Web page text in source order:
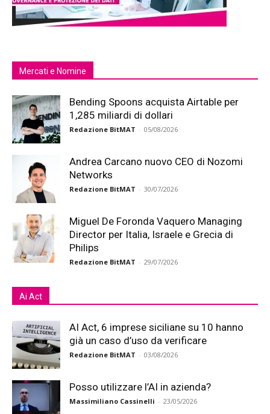
Mercati e Nomine
Bending Spoons acquista Airtable per
1,285 miliardi di dollari
Redazione BitMAT - 05/08/2026
Andrea Carcano nuovo CEO di Nozomi
Networks
Redazione BitMAT - 30/07/2026
Miguel De Foronda Vaquero Managing
Director per Italia, Israele e Grecia di
Philips
Redazione BitMAT - 29/07/2026
Ai Act
AI Act, 6 imprese siciliane su 10 hanno
già un caso d’uso da verificare
Redazione BitMAT - 03/08/2026
Posso utilizzare l’AI in azienda?
Massimiliano Cassinelli - 23/05/2026